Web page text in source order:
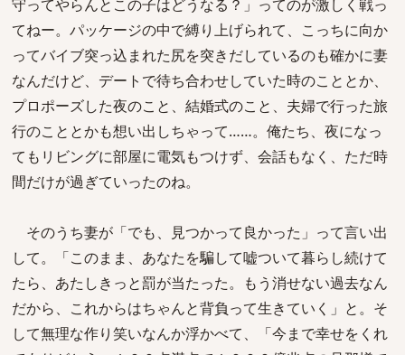
守ってやらんとこの子はどうなる？」ってのが激しく戦っ
てねー。パッケージの中で縛り上げられて、こっちに向か
ってバイブ突っ込まれた尻を突きだしているのも確かに妻
なんだけど、デートで待ち合わせしていた時のこととか、
プロポーズした夜のこと、結婚式のこと、夫婦で行った旅
行のこととかも想い出しちゃって……。俺たち、夜になっ
てもリビングに部屋に電気もつけず、会話もなく、ただ時
間だけが過ぎていったのね。
そのうち妻が「でも、見つかって良かった」って言い出
して。「このまま、あなたを騙して嘘ついて暮らし続けて
たら、あたしきっと罰が当たった。もう消せない過去なん
だから、これからはちゃんと背負って生きていく」と。そ
して無理な作り笑いなんか浮かべて、「今まで幸せをくれ